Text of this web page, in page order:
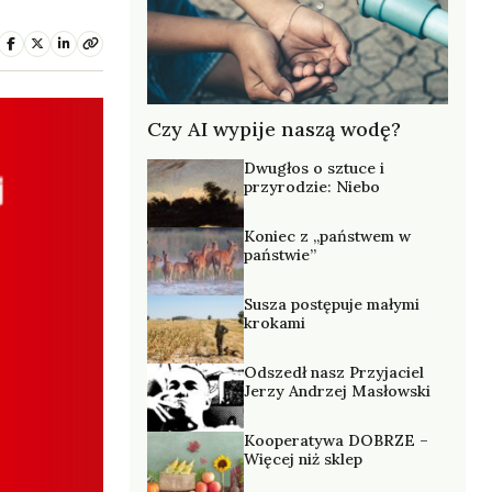
Czy AI wypije naszą wodę?
Dwugłos o sztuce i
przyrodzie: Niebo
Koniec z „państwem w
państwie”
Susza postępuje małymi
krokami
Odszedł nasz Przyjaciel
Jerzy Andrzej Masłowski
Kooperatywa DOBRZE –
Więcej niż sklep